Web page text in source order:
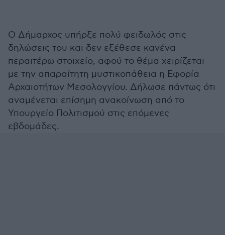
Ο Δήμαρχος υπήρξε πολύ φειδωλός στις
δηλώσεις του και δεν εξέθεσε κανένα
περαιτέρω στοιχείο, αφού το θέμα χειρίζεται
με την απαραίτητη μυστικοπάθεια η Εφορία
Αρχαιοτήτων Μεσολογγίου. Δήλωσε πάντως ότι
αναμένεται επίσημη ανακοίνωση από το
Υπουργείο Πολιτισμού στις επόμενες
εβδομάδες.